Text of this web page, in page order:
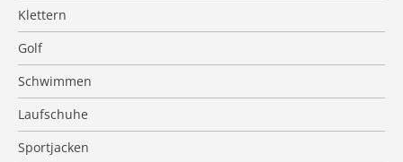
Klettern
Golf
Schwimmen
Laufschuhe
Sportjacken